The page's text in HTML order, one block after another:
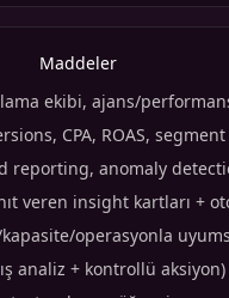
Maddeler
ekibi, ajans/
CPA, ROAS,
reporting, anomaly
veren insight kartları +
operasyonla
analiz + kontrollü aksiyon)